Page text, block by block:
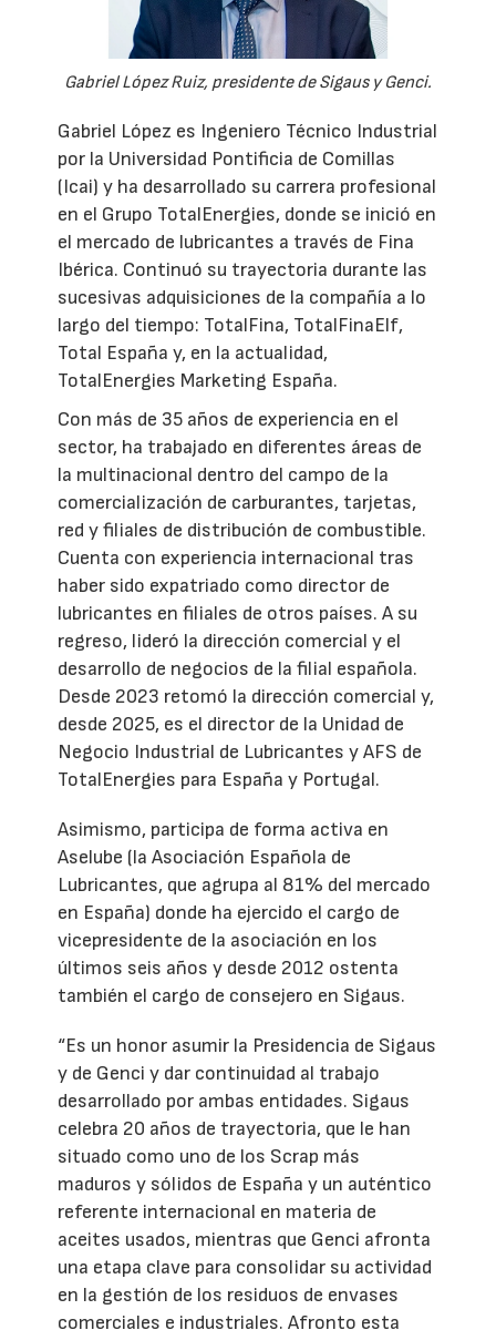
Gabriel López Ruiz, presidente de Sigaus y Genci.
Gabriel López es Ingeniero Técnico Industrial
por la Universidad Pontificia de Comillas
(Icai) y ha desarrollado su carrera profesional
en el Grupo TotalEnergies, donde se inició en
el mercado de lubricantes a través de Fina
Ibérica. Continuó su trayectoria durante las
sucesivas adquisiciones de la compañía a lo
largo del tiempo: TotalFina, TotalFinaElf,
Total España y, en la actualidad,
TotalEnergies Marketing España.
Con más de 35 años de experiencia en el
sector, ha trabajado en diferentes áreas de
la multinacional dentro del campo de la
comercialización de carburantes, tarjetas,
red y filiales de distribución de combustible.
Cuenta con experiencia internacional tras
haber sido expatriado como director de
lubricantes en filiales de otros países. A su
regreso, lideró la dirección comercial y el
desarrollo de negocios de la filial española.
Desde 2023 retomó la dirección comercial y,
desde 2025, es el director de la Unidad de
Negocio Industrial de Lubricantes y AFS de
TotalEnergies para España y Portugal.
Asimismo, participa de forma activa en
Aselube (la Asociación Española de
Lubricantes, que agrupa al 81% del mercado
en España) donde ha ejercido el cargo de
vicepresidente de la asociación en los
últimos seis años y desde 2012 ostenta
también el cargo de consejero en Sigaus.
“Es un honor asumir la Presidencia de Sigaus
y de Genci y dar continuidad al trabajo
desarrollado por ambas entidades. Sigaus
celebra 20 años de trayectoria, que le han
situado como uno de los Scrap más
maduros y sólidos de España y un auténtico
referente internacional en materia de
aceites usados, mientras que Genci afronta
una etapa clave para consolidar su actividad
en la gestión de los residuos de envases
comerciales e industriales. Afronto esta